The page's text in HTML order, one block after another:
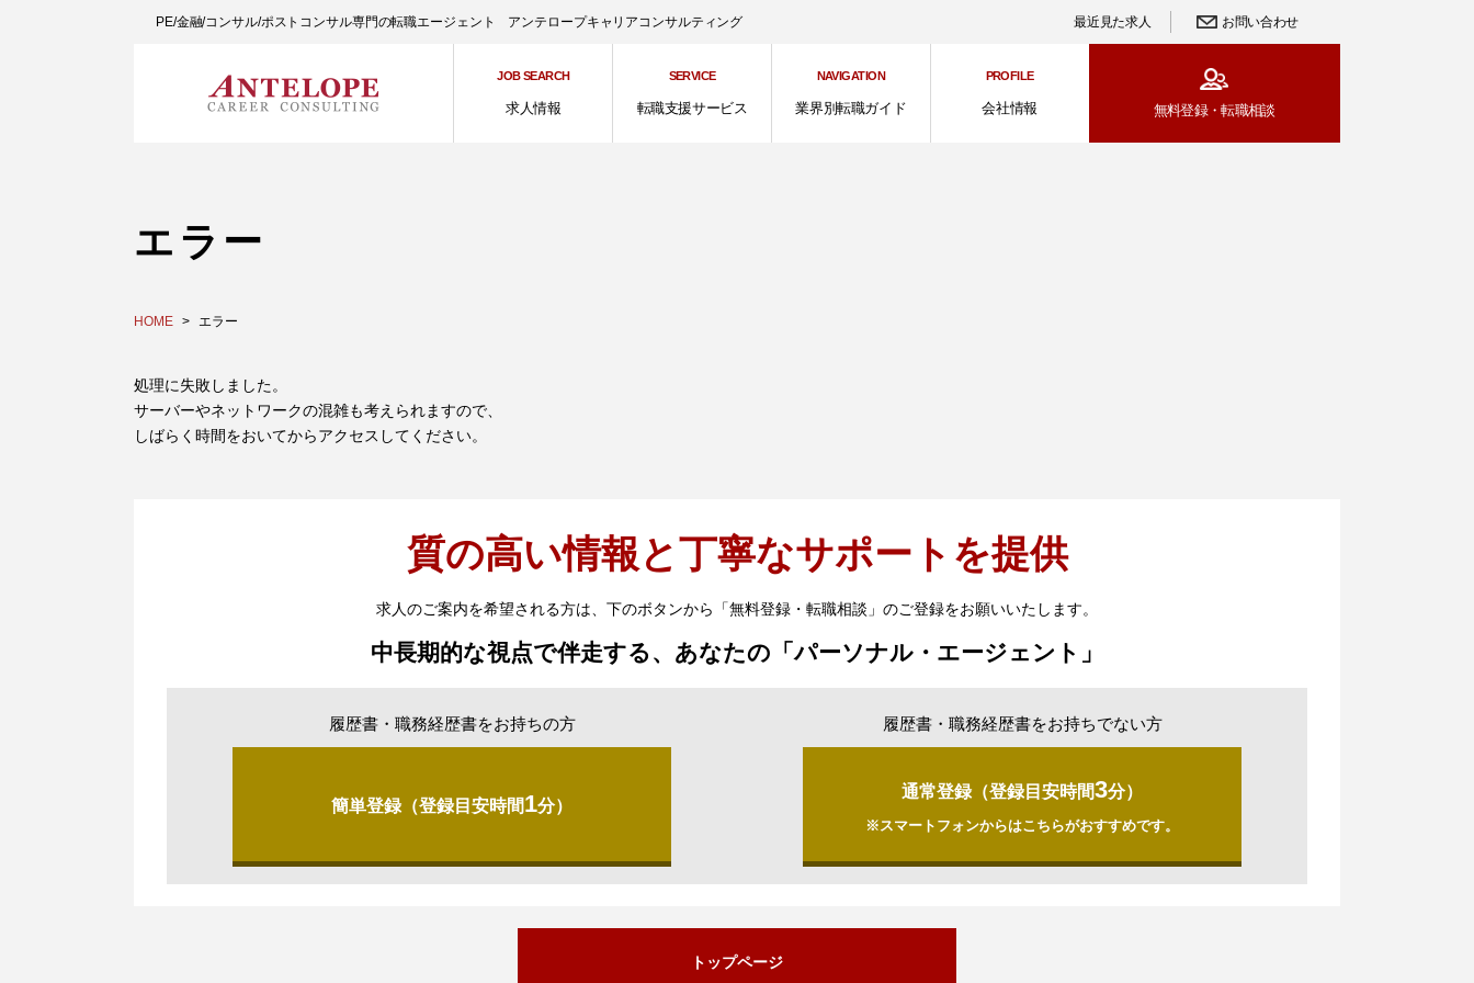
PE/金融/コンサル/ポストコンサル専門の転職エージェント アンテロープキャリアコンサルティング 最近見た求人 お問い合わせ
JOB SEARCH
求人情報
SERVICE
転職支援サービス
NAVIGATION
業界別転職ガイド
PROFILE
会社情報 無料登録・転職相談
エラー
HOME エラー
処理に失敗しました。
サーバーやネットワークの混雑も考えられますので、
しばらく時間をおいてからアクセスしてください。
質の高い情報と丁寧なサポートを提供
求人のご案内を希望される方は、下のボタンから「無料登録・転職相談」のご登録をお願いいたします。
中長期的な視点で伴走する、あなたの「パーソナル・エージェント」
履歴書・職務経歴書をお持ちの方
簡単登録（登録目安時間1分）
履歴書・職務経歴書をお持ちでない方
通常登録（登録目安時間3分）
※スマートフォンからはこちらがおすすめです。
トップページ